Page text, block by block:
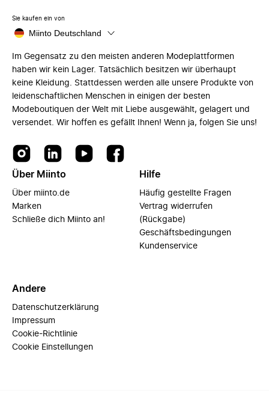
Sie kaufen ein von
Miinto Deutschland
Im Gegensatz zu den meisten anderen Modeplattformen
haben wir kein Lager. Tatsächlich besitzen wir überhaupt
keine Kleidung. Stattdessen werden alle unsere Produkte von
leidenschaftlichen Menschen in einigen der besten
Modeboutiquen der Welt mit Liebe ausgewählt, gelagert und
versendet. Wir hoffen es gefällt Ihnen! Wenn ja, folgen Sie uns!
Über Miinto
Über miinto.de
Marken
Schließe dich Miinto an!
Hilfe
Häufig gestellte Fragen
Vertrag widerrufen
(Rückgabe)
Geschäftsbedingungen
Kundenservice
Andere
Datenschutzerklärung
Impressum
Cookie-Richtlinie
Cookie Einstellungen